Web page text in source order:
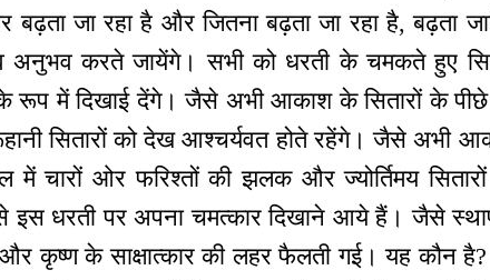
बढ़ता जा रहा है और जितना बढ़ता जा रहा है, बढ़ता
अनुभव करते जायेंगे। सभी को धरती के चमकते हुए
के रूप में दिखाई देंगे। जैसे अभी आकाश के सितारों के
सितारों को देख आश्चर्यवत होते रहेंगे। जैसे अभी
चारों ओर फरिश्तों की झलक और ज्योर्तिमय
धरती पर अपना चमत्कार दिखाने आये हैं। जैसे
कृष्ण के साक्षात्कार की लहर फैलती गई। यह कौन